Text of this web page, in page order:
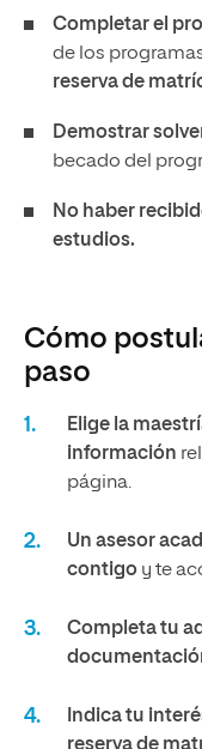
Completar el
de los
reserva de
Demostrar
becado del
No haber
estudios.
Cómo
paso
Elige la
información
página.
Un asesor
contigo y te
Completa tu
Indica tu
reserva de